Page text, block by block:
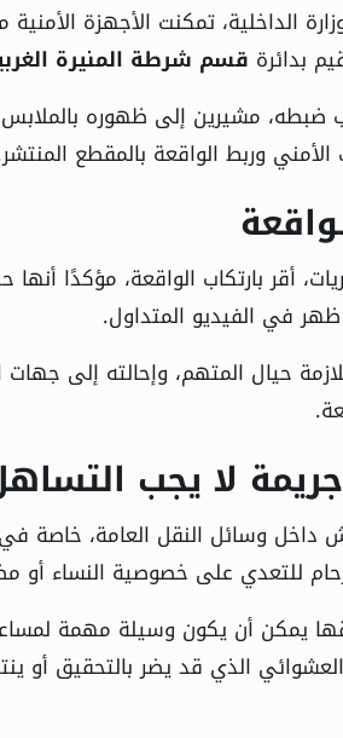
الداخلية، تمكنت الأجهزة
بدائرة قسم شرطة المنيرة
ضبطه، مشيرين إلى ظهوره
وربط الواقعة بالمقطع
أقر بارتكاب الواقعة، مؤكدًا أنها
في الفيديو المتداول.
حيال المتهم، وإحالته إلى
لا يجب
وسائل النقل العامة، خاصة
للتعدي على خصوصية النساء أو
يمكن أن يكون وسيلة مهمة
العشوائي الذي قد يضر بالتحقيق